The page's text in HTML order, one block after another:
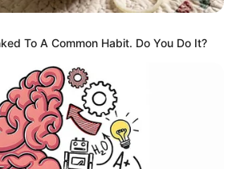
restoranda lavaş
utanmıram”
To A Common Habit. Do You Do It?